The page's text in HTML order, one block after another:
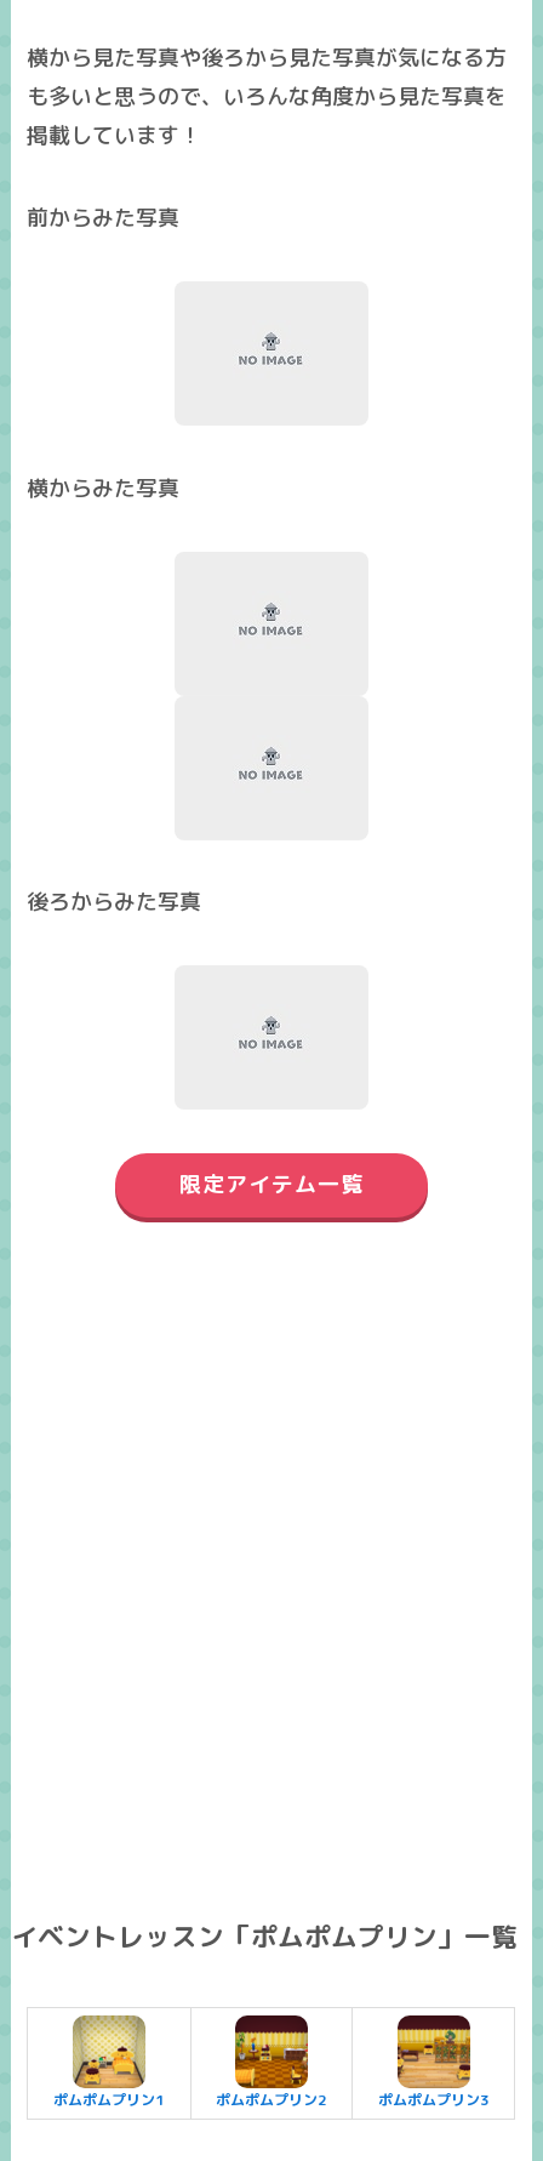
横から見た写真や後ろから見た写真が気になる方
も多いと思うので、いろんな角度から見た写真を
掲載しています！
前からみた写真
横からみた写真
後ろからみた写真
限定アイテム一覧
イベントレッスン「ポムポムプリン」一覧
ポムポムプリン1 ポムポムプリン2 ポムポムプリン3